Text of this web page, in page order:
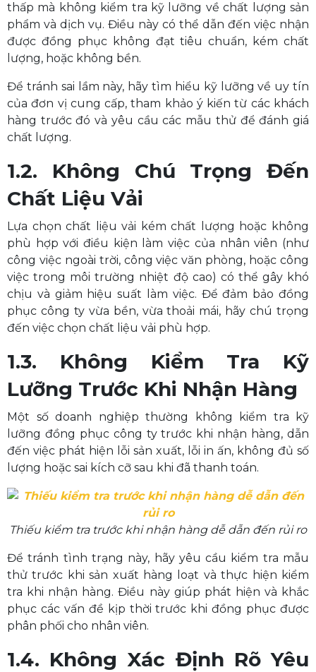
thấp mà không kiểm tra kỹ lưỡng về chất lượng sản
phẩm và dịch vụ. Điều này có thể dẫn đến việc nhận
được đồng phục không đạt tiêu chuẩn, kém chất
lượng, hoặc không bền.
Để tránh sai lầm này, hãy tìm hiểu kỹ lưỡng về uy tín
của đơn vị cung cấp, tham khảo ý kiến từ các khách
hàng trước đó và yêu cầu các mẫu thử để đánh giá
chất lượng.
1.2. Không Chú Trọng Đến
Chất Liệu Vải
Lựa chọn chất liệu vải kém chất lượng hoặc không
phù hợp với điều kiện làm việc của nhân viên (như
công việc ngoài trời, công việc văn phòng, hoặc công
việc trong môi trường nhiệt độ cao) có thể gây khó
chịu và giảm hiệu suất làm việc. Để đảm bảo đồng
phục công ty vừa bền, vừa thoải mái, hãy chú trọng
đến việc chọn chất liệu vải phù hợp.
1.3. Không Kiểm Tra Kỹ
Lưỡng Trước Khi Nhận Hàng
Một số doanh nghiệp thường không kiểm tra kỹ
lưỡng đồng phục công ty trước khi nhận hàng, dẫn
đến việc phát hiện lỗi sản xuất, lỗi in ấn, không đủ số
lượng hoặc sai kích cỡ sau khi đã thanh toán.
Thiếu kiểm tra trước khi nhận hàng dễ dẫn đến rủi ro
Để tránh tình trạng này, hãy yêu cầu kiểm tra mẫu
thử trước khi sản xuất hàng loạt và thực hiện kiểm
tra khi nhận hàng. Điều này giúp phát hiện và khắc
phục các vấn đề kịp thời trước khi đồng phục được
phân phối cho nhân viên.
1.4. Không Xác Định Rõ Yêu